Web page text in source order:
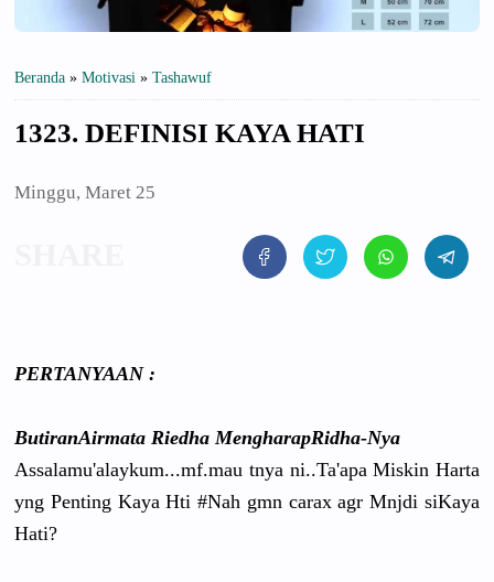
Beranda » Motivasi » Tashawuf
1323. DEFINISI KAYA HATI
Minggu, Maret 25
PERTANYAAN:
ButiranAirmata Riedha MengharapRidha-Nya
Assalamu'alaykum...mf.mau tnya ni..Ta'apa Miskin Harta
yng Penting Kaya Hti #Nah gmn carax agr Mnjdi siKaya
Hati?